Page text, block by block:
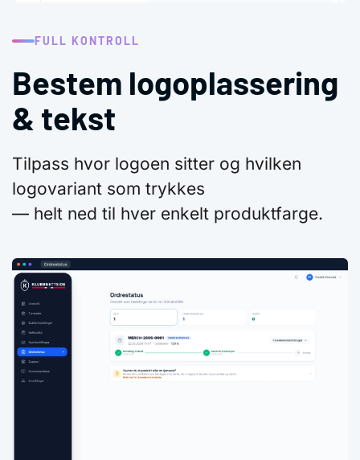
FULL KONTROLL
Bestem logoplassering
& tekst
Tilpass hvor logoen sitter og hvilken
logovariant som trykkes
— helt ned til hver enkelt produktfarge.